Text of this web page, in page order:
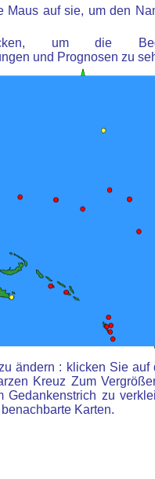
Maus auf sie, um den
um die
und Prognosen zu
ändern : klicken Sie auf
Kreuz Zum
Gedankenstrich zu
Karten.